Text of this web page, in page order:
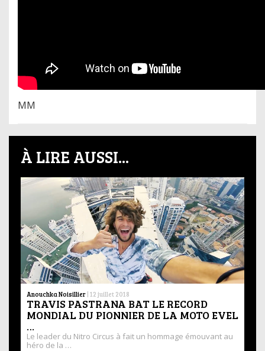
MM
À LIRE AUSSI...
Anouchka Noisillier | 12 juillet 2018
TRAVIS PASTRANA BAT LE RECORD
MONDIAL DU PIONNIER DE LA MOTO EVEL
…
Le leader du Nitro Circus à fait un hommage émouvant au
héro de la …